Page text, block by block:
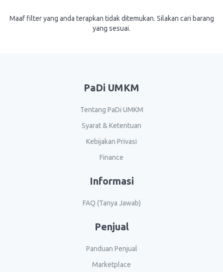
Maaf filter yang anda terapkan tidak ditemukan. Silakan cari barang
yang sesuai.
PaDi UMKM
Tentang PaDi UMKM
Syarat & Ketentuan
Kebijakan Privasi
Finance
Informasi
FAQ (Tanya Jawab)
Penjual
Panduan Penjual
Marketplace